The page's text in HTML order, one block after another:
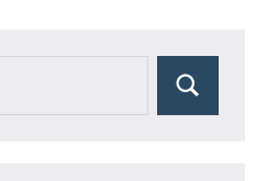
Rechercher